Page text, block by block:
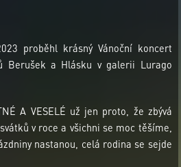
proběhl krásný Vánoční koncert
Berušek a Hlásku v galerii Lurago
A VESELÉ už jen proto, že zbývá
v roce a všichni se moc těšíme,
nastanou, celá rodina se sejde